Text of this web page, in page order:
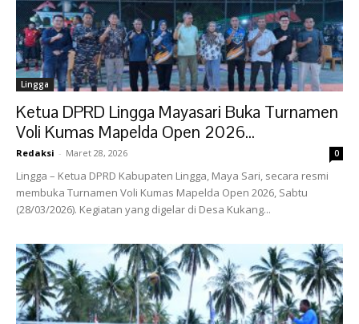
Lingga
Ketua DPRD Lingga Mayasari Buka Turnamen
Voli Kumas Mapelda Open 2026...
Redaksi - Maret 28, 2026 0
Lingga – Ketua DPRD Kabupaten Lingga, Maya Sari, secara resmi
membuka Turnamen Voli Kumas Mapelda Open 2026, Sabtu
(28/03/2026). Kegiatan yang digelar di Desa Kukang...